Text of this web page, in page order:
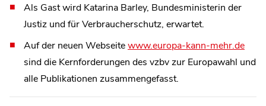
Als Gast wird Katarina Barley, Bundesministerin der
Justiz und für Verbraucherschutz, erwartet.
Auf der neuen Webseitewww.europa-kann-mehr.de
sind die Kernforderungen des vzbv zur Europawahl und
alle Publikationen zusammengefasst.